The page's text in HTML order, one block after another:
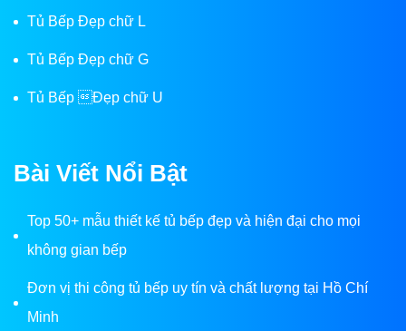
Tủ Bếp Đẹp chữ L
Tủ Bếp Đẹp chữ G
Tủ Bếp Đẹp chữ U
Bài Viết Nổi Bật
Top 50+ mẫu thiết kế tủ bếp đẹp và hiện đại cho mọi
không gian bếp
Đơn vị thi công tủ bếp uy tín và chất lượng tại Hồ Chí
Minh